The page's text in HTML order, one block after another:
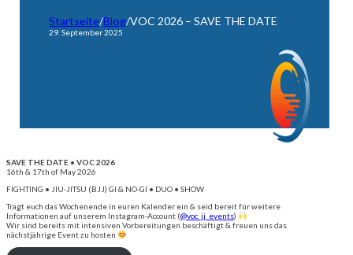
Startseite/Blog/VOC 2026 – SAVE THE DATE
29. September 2025
SAVE THE DATE • VOC 2026
16th & 17th of May 2026
FIGHTING • JIU-JITSU (BJJ) GI & NO-GI • DUO • SHOW
Tragt euch das Wochenende in euren Kalender ein & seid bereit für weitere
Informationen auf unserem Instagram-Account (@voc_jj_events)
Wir sind bereits mit intensiven Vorbereitungen beschäftigt & freuen uns das
nächstjährige Event zu hosten